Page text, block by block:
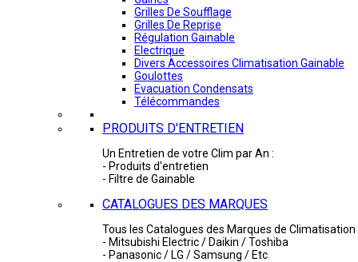
Grilles De Soufflage
Grilles De Reprise
Régulation Gainable
Electrique
Divers Accessoires Climatisation Gainable
Goulottes
Evacuation Condensats
Télécommandes
PRODUITS D'ENTRETIEN
Un Entretien de votre Clim par An :
- Produits d'entretien
- Filtre de Gainable
CATALOGUES DES MARQUES
Tous les Catalogues des Marques de Climatisation
- Mitsubishi Electric / Daikin / Toshiba
- Panasonic / LG / Samsung / Etc